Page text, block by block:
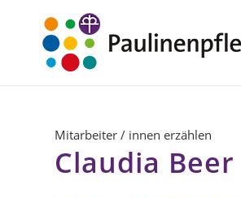
Mitarbeiter / innen erzählen
Claudia Beer